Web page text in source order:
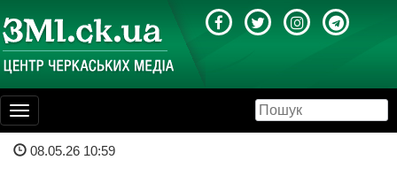
Toggle
navigation
08.05.26 10:59